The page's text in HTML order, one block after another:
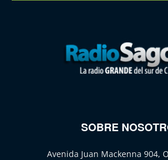
SOBRE
Avenida Juan Mackenna 904,